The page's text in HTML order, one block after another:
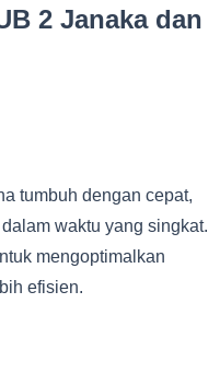
2 Janaka dan
tumbuh dengan cepat,
waktu yang singkat.
mengoptimalkan
efisien.